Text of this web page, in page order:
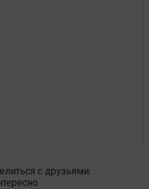
с друзьями: